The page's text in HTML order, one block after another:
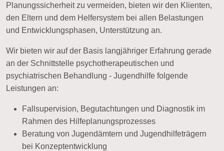
Planungssicherheit zu vermeiden, bieten wir den Klienten,
den Eltern und dem Helfersystem bei allen Belastungen
und Entwicklungsphasen, Unterstützung an.
Wir bieten wir auf der Basis langjähriger Erfahrung gerade
an der Schnittstelle psychotherapeutischen und
psychiatrischen Behandlung - Jugendhilfe folgende
Leistungen an:
Fallsupervision, Begutachtungen und Diagnostik im
Rahmen des Hilfeplanungsprozesses
Beratung von Jugendämtern und Jugendhilfeträgern
bei Konzeptentwicklung